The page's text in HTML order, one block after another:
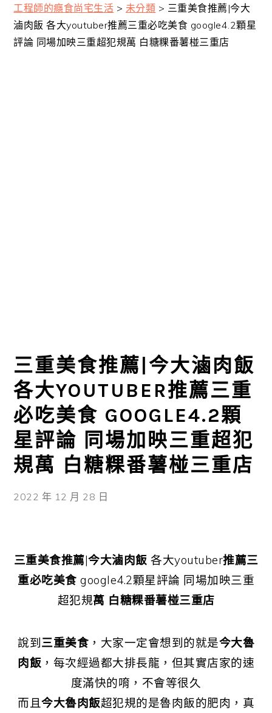
工程師的癮食尚宅生活 > 未分類 > 三重美食推薦|今大
滷肉飯 各大youtuber推薦三重必吃美食 google4.2顆星
評論 同場加映三重超犯規萬 白糖粿番薯椪三重店
三重美食推薦|今大滷肉飯
各大YOUTUBER推薦三重
必吃美食 GOOGLE4.2顆
星評論 同場加映三重超犯
規萬 白糖粿番薯椪三重店
2022 年 12 月 28 日
三重美食推薦|今大滷肉飯 各大youtuber推薦三
重必吃美食 google4.2顆星評論 同場加映三重
超犯規萬 白糖粿番薯椪三重店
說到三重美食 ，大家一定會想到的就是今大魯
肉飯 ，每次經過都大排長龍，但其實店家的速
度滿快的唷，不會等很久
而且今大魯肉飯超犯規的是魯肉飯的肥肉，真